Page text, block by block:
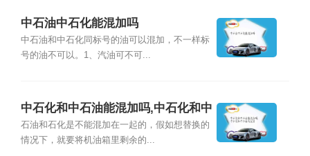
中石油中石化能混加吗
中石油和中石化同标号的油可以混加，不一样标
号的油不可以。1、汽油可不可...
中石化和中石油能混加吗,中石化和中
石油的区别
石油和石化是不能混加在一起的，假如想替换的
情况下，就要将机油箱里剩余的...